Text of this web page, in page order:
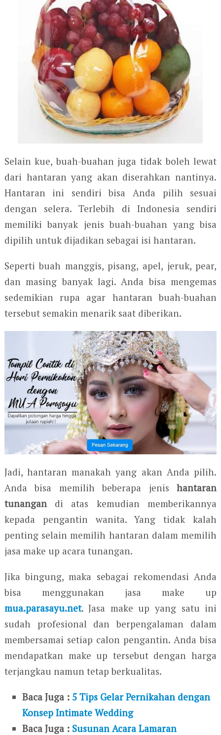
Selain kue, buah-buahan juga tidak boleh lewat
dari hantaran yang akan diserahkan nantinya.
Hantaran ini sendiri bisa Anda pilih sesuai
dengan selera. Terlebih di Indonesia sendiri
memiliki banyak jenis buah-buahan yang bisa
dipilih untuk dijadikan sebagai isi hantaran.
Seperti buah manggis, pisang, apel, jeruk, pear,
dan masing banyak lagi. Anda bisa mengemas
sedemikian rupa agar hantaran buah-buahan
tersebut semakin menarik saat diberikan.
Jadi, hantaran manakah yang akan Anda pilih.
Anda bisa memilih beberapa jenishantaran
tunangandi atas kemudian memberikannya
kepada pengantin wanita. Yang tidak kalah
penting selain memilih hantaran dalam memilih
jasa make up acara tunangan.
Jika bingung, maka sebagai rekomendasi Anda
bisa menggunakan jasa make up
mua.parasayu.net. Jasa make up yang satu ini
sudah profesional dan berpengalaman dalam
membersamai setiap calon pengantin. Anda bisa
mendapatkan make up tersebut dengan harga
terjangkau namun tetap berkualitas.
Baca Juga : 5 Tips Gelar Pernikahan dengan
Konsep Intimate Wedding
Baca Juga : Susunan Acara Lamaran